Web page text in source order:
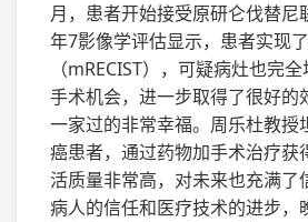
月，患者开始接受原研仑伐替尼
年7影像学评估显示，患者实现
（mRECIST），可疑病灶也完
手术机会，进一步取得了很好的
一家过的非常幸福。周乐杜教授
癌患者，通过药物加手术治疗获
活质量非常高，对未来也充满了
病人的信任和医疗技术的进步，